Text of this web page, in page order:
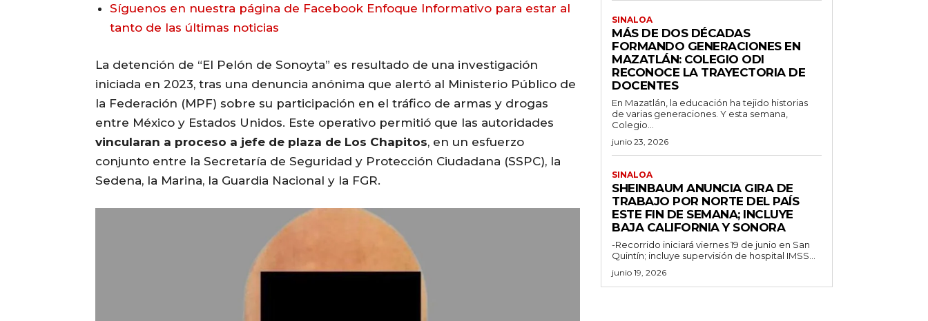
Síguenos en nuestra página de Facebook Enfoque Informativo para estar al
tanto de las últimas noticias
La detención de “El Pelón de Sonoyta” es resultado de una investigación
iniciada en 2023, tras una denuncia anónima que alertó al Ministerio Público de
la Federación (MPF) sobre su participación en el tráfico de armas y drogas
entre México y Estados Unidos. Este operativo permitió que las autoridades
vincularan a proceso a jefe de plaza de Los Chapitos, en un esfuerzo
conjunto entre la Secretaría de Seguridad y Protección Ciudadana (SSPC), la
Sedena, la Marina, la Guardia Nacional y la FGR.
SINALOA
MÁS DE DOS DÉCADAS
FORMANDO GENERACIONES EN
MAZATLÁN: COLEGIO ODI
RECONOCE LA TRAYECTORIA DE
DOCENTES
En Mazatlán, la educación ha tejido historias
de varias generaciones. Y esta semana,
Colegio...
junio 23, 2026
SINALOA
SHEINBAUM ANUNCIA GIRA DE
TRABAJO POR NORTE DEL PAÍS
ESTE FIN DE SEMANA; INCLUYE
BAJA CALIFORNIA Y SONORA
-Recorrido iniciará viernes 19 de junio en San
Quintín; incluye supervisión de hospital IMSS...
junio 19, 2026